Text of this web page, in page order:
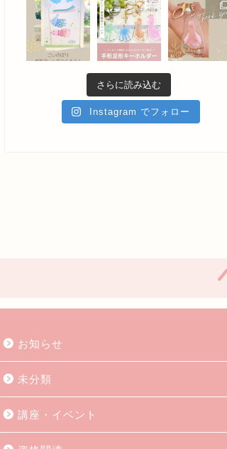
さらに読み込む
Instagram でフォロー
お知らせ
未分類
講座・イベント